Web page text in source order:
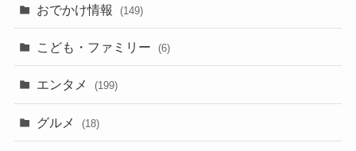
おでかけ情報 (149)
こども・ファミリー (6)
エンタメ (199)
グルメ (18)